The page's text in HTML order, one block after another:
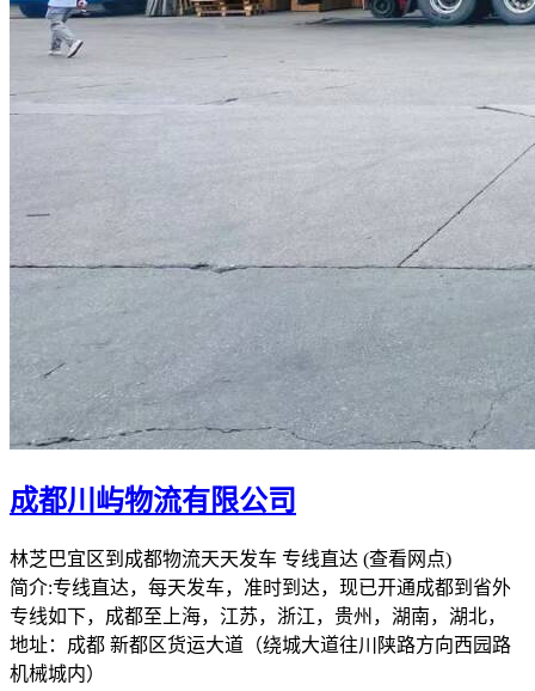
成都川屿物流有限公司
林芝巴宜区到成都物流天天发车 专线直达 (查看网点)
简介:专线直达，每天发车，准时到达，现已开通成都到省外
专线如下，成都至上海，江苏，浙江，贵州，湖南，湖北，
地址：成都 新都区货运大道（绕城大道往川陕路方向西园路
机械城内）